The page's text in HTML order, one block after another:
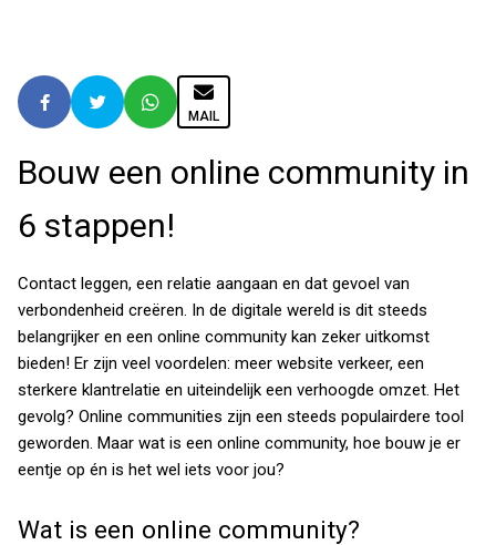
MAIL
Bouw een online community in
6 stappen!
Contact leggen, een relatie aangaan en dat gevoel van
verbondenheid creëren. In de digitale wereld is dit steeds
belangrijker en een online community kan zeker uitkomst
bieden! Er zijn veel voordelen: meer website verkeer, een
sterkere klantrelatie en uiteindelijk een verhoogde omzet. Het
gevolg? Online communities zijn een steeds populairdere tool
geworden. Maar wat is een online community, hoe bouw je er
eentje op én is het wel iets voor jou?
Wat is een online community?